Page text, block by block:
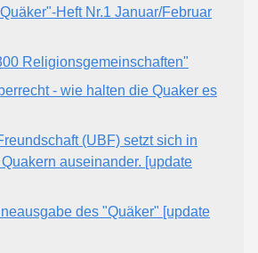
Heft Nr.1 Januar/Februar
Religionsgemeinschaften"
- wie halten die Quaker es
(UBF) setzt sich in
auseinander. [update
des "Quäker" [update